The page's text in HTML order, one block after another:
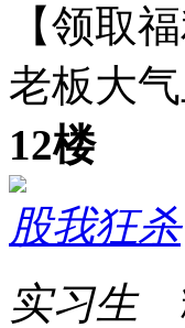
【领取福
老板大
12楼
股我狂杀
实习生